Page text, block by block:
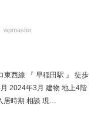
wpmaster
東西線 『 早稲田駅 』 徒歩
2024年3月 建物 地上4階
居時期 相談 現…